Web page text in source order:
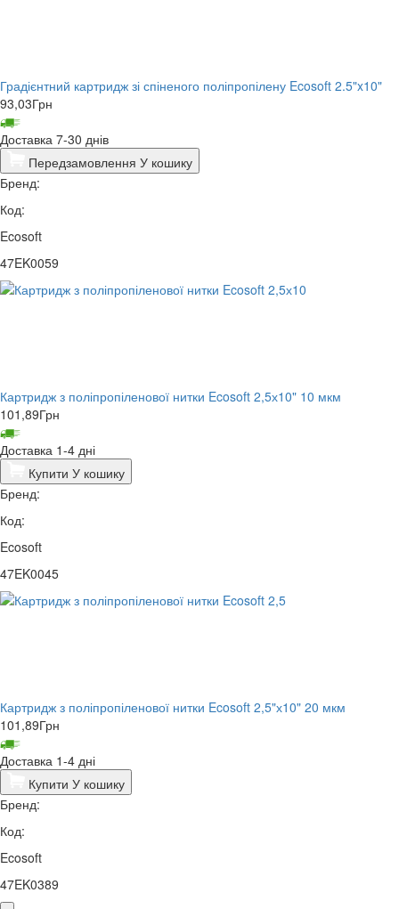
Градієнтний картридж зі спіненого поліпропілену Ecosoft 2.5"x10"
93,03Грн
Доставка 7-30 днів
Передзамовлення У кошику
Бренд:
Код:
Ecosoft
47EK0059
Картридж з поліпропіленової нитки Ecosoft 2,5х10" 10 мкм
101,89Грн
Доставка 1-4 дні
Купити У кошику
Бренд:
Код:
Ecosoft
47EK0045
Картридж з поліпропіленової нитки Ecosoft 2,5"х10" 20 мкм
101,89Грн
Доставка 1-4 дні
Купити У кошику
Бренд:
Код:
Ecosoft
47EK0389